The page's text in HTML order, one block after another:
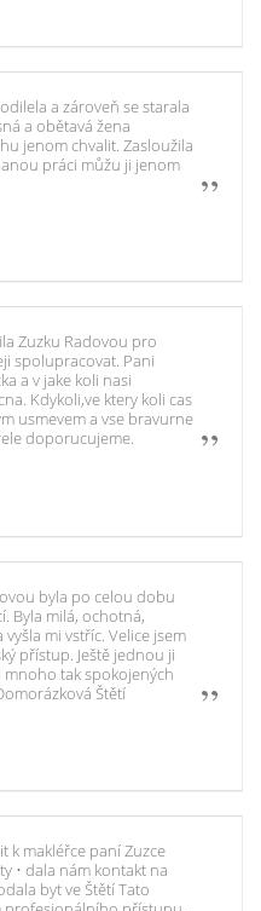
a zároveň se starala
a obětavá žena
jenom chvalit. Zasloužila
práci můžu ji jenom
Zuzku Radovou pro
spolupracovat. Pani
a v jake koli nasi
Kdykoli,ve ktery koli cas
usmevem a vse bravurne
doporucujeme.
byla po celou dobu
Byla milá, ochotná,
mi vstříc. Velice jsem
přístup. Ještě jednou ji
tak spokojených
Štětí
k makléřce paní Zuzce
• dala nám kontakt na
byt ve Štětí Tato